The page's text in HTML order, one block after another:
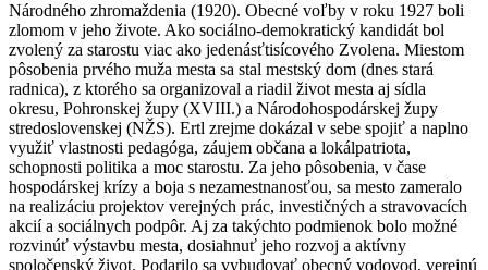
Národného zhromaždenia (1920). Obecné voľby v roku 1927 boli
zlomom v jeho živote. Ako sociálno-demokratický kandidát bol
zvolený za starostu viac ako jedenásťtisícového Zvolena. Miestom
pôsobenia prvého muža mesta sa stal mestský dom (dnes stará
radnica), z ktorého sa organizoval a riadil život mesta aj sídla
okresu, Pohronskej župy (XVIII.) a Národohospodárskej župy
stredoslovenskej (NŽS). Ertl zrejme dokázal v sebe spojiť a naplno
využiť vlastnosti pedagóga, záujem občana a lokálpatriota,
schopnosti politika a moc starostu. Za jeho pôsobenia, v čase
hospodárskej krízy a boja s nezamestnanosťou, sa mesto zameralo
na realizáciu projektov verejných prác, investičných a stravovacích
akcií a sociálnych podpôr. Aj za takýchto podmienok bolo možné
rozvinúť výstavbu mesta, dosiahnuť jeho rozvoj a aktívny
spoločenský život. Podarilo sa vybudovať obecný vodovod, verejnú